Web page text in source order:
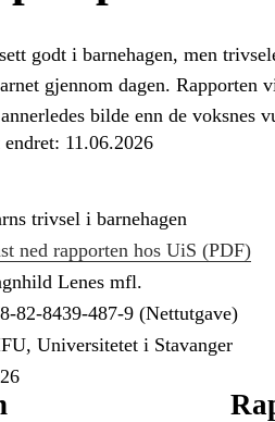
godt i barnehagen, men
gjennom dagen. Rapporten
bilde enn de voksnes
endret: 11.06.2026
trivsel i barnehagen
ned rapporten hos UiS (PDF)
Lenes mfl.
82-8439-487-9 (Nettutgave)
Universitetet i Stavanger